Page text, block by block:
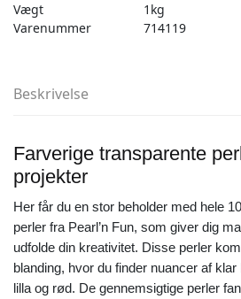
Vægt
1kg
Varenummer
714119
Beskrivelse
Farverige transparente
projekter
Her får du en stor beholder med hele
perler fra Pearl’n Fun, som giver dig
udfolde din kreativitet. Disse perler
blanding, hvor du finder nuancer af
lilla og rød. De gennemsigtige perler